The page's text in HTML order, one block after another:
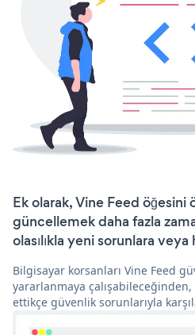
Ek olarak, Vine Feed
güncellemek daha fazla
olasılıkla yeni sorunlara
Bilgisayar korsanları Vine Feed
yararlanmaya
ettikçe güvenlik sorunlarıyla